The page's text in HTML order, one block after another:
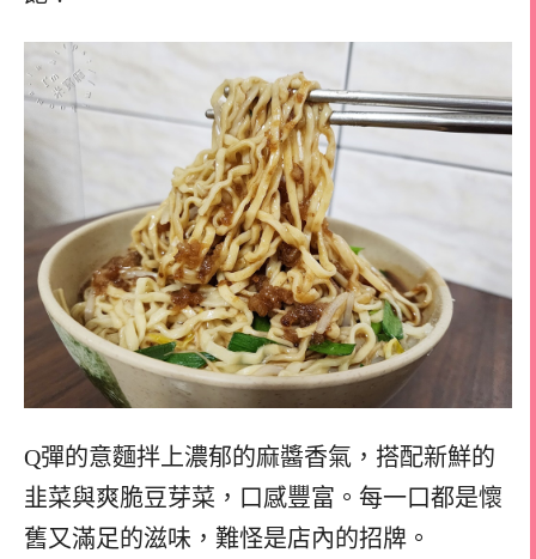
Q彈的意麵拌上濃郁的麻醬香氣，搭配新鮮的
韭菜與爽脆豆芽菜，口感豐富。每一口都是懷
舊又滿足的滋味，難怪是店內的招牌。